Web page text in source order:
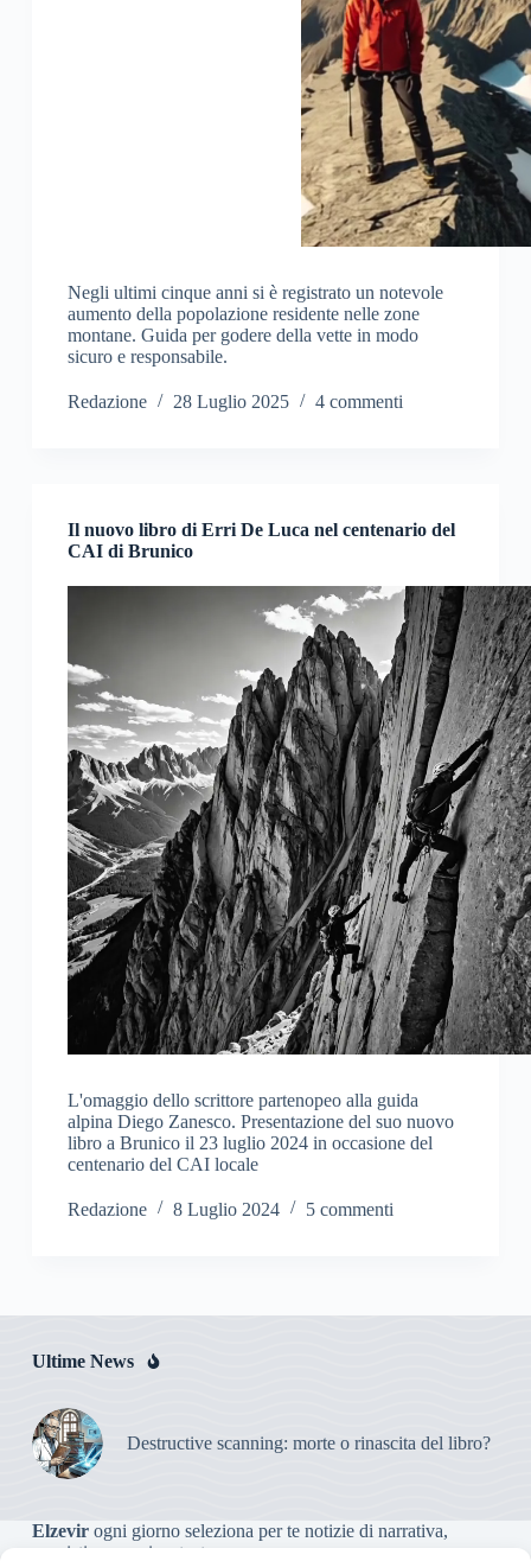
Negli ultimi cinque anni si è registrato un notevole
aumento della popolazione residente nelle zone
montane. Guida per godere della vette in modo
sicuro e responsabile.
Redazione 28 Luglio 2025 4 commenti
Il nuovo libro di Erri De Luca nel centenario del
CAI di Brunico
L'omaggio dello scrittore partenopeo alla guida
alpina Diego Zanesco. Presentazione del suo nuovo
libro a Brunico il 23 luglio 2024 in occasione del
centenario del CAI locale
Redazione 8 Luglio 2024 5 commenti
Ultime News
Destructive scanning: morte o rinascita del libro?
Elzevirogni giorno seleziona per te notizie di narrativa,
saggistica, poesia e teatro.